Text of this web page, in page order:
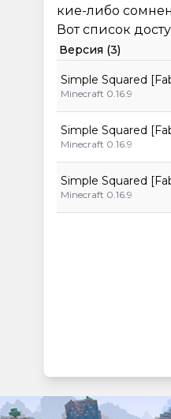
кие-либо
Вот список
Версия (3)
Simple Squared
Minecraft 0.16.9
Simple Squared
Minecraft 0.16.9
Simple Squared
Minecraft 0.16.9